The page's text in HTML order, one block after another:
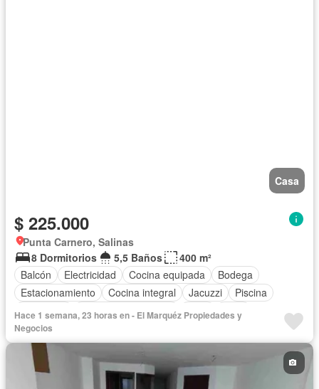
Casa
$ 225.000
Punta Carnero, Salinas
8 Dormitorios
5,5 Baños
400 m²
Balcón
Electricidad Cocina equipada
Bodega
Estacionamiento
Cocina integral Jacuzzi
Piscina
Seguridad
Garita de guardianía Agua
Patio
Área para niños
Acceso para personas con discapacidad
Cuarto de servicio
Vista panorámica
Terraza
Armario empotrado
Sin amoblar
Hace 1 semana, 23 horas en - El Marquéz Propiedades y
Negocios